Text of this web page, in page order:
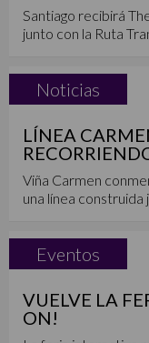
Santiago recibirá
junto con la Ruta
Noticias
LÍNEA
Viña Carmen
una línea construida
Eventos
VUELVE LA
ON!